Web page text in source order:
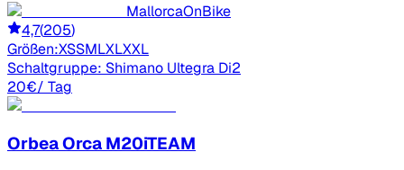
MallorcaOnBike
4,7(205)
Größen:XSSMLXLXXL
Schaltgruppe: Shimano Ultegra Di2
20€/ Tag
OrbeaOrca M20iTEAM